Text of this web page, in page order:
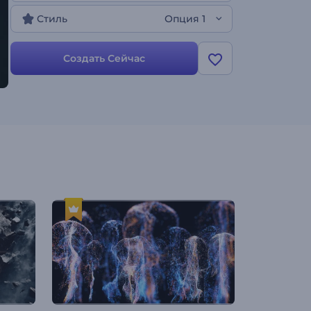
Вывеска прямо сейчас!
Стиль Опция 1
Создать Сейчас